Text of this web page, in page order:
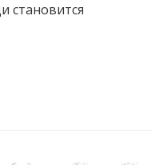
становится